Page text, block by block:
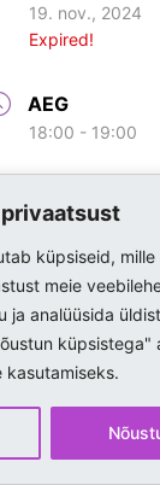
privaatsust
küpsiseid, mille
meie
ja analüüsida
küpsistega"
kasutamiseks.
19. nov., 2024
Expired!
AEG
18:00 - 19:00